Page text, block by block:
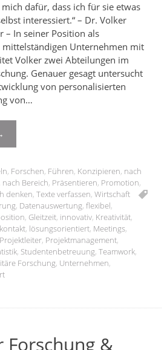
dafür, dass ich für sie etwas
interessiert.“ – Dr. Volker
– In seiner Position als
Unternehmen mit
Volker zwei Abteilungen im
Genauer gesagt untersucht
von personalisierten
von…
, Forschen, Führen, Konzipieren, nach
nach Bereich, Präsentieren, Promotion,
denken,Texte verfassen,Wirtschaft
, Datenauswertung,flexibel,
, Gleitzeit, innovativ, Kreativität,
, lösungsorientiert, Meetings,
Projektleiter, Projektmanagement,
, Studentenbetreuung,Teamwork,
Forschung, Unternehmen,
&